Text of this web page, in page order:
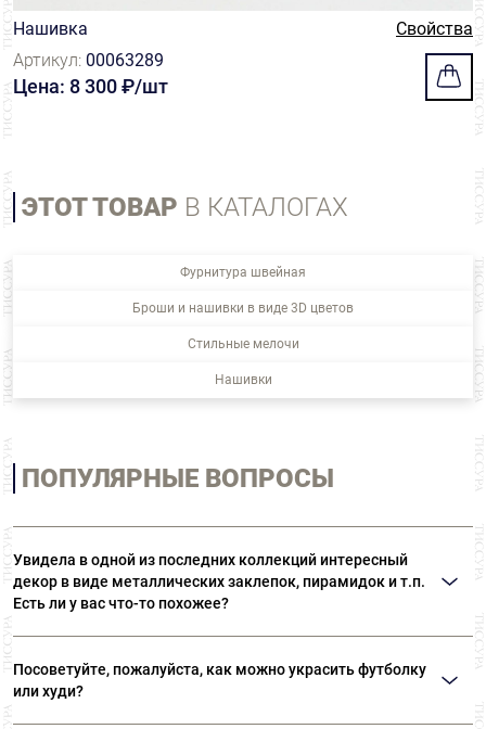
Нашивка
Свойства
Артикул: 00063289
Цена: 8 300 ₽/шт
ЭТОТ ТОВАР В КАТАЛОГАХ
Фурнитура швейная
Броши и нашивки в виде 3D цветов
Стильные мелочи
Нашивки
ПОПУЛЯРНЫЕ ВОПРОСЫ
Увидела в одной из последних коллекций интересный
декор в виде металлических заклепок, пирамидок и т.п.
Есть ли у вас что-то похожее?
материалов и форм позволяет выполнять самые различные виды декора.
В «ТИССУРЕ» представлен широкий ассортимент термоклепок Ramponi.
Посоветуйте, пожалуйста, как можно украсить футболку
или худи?